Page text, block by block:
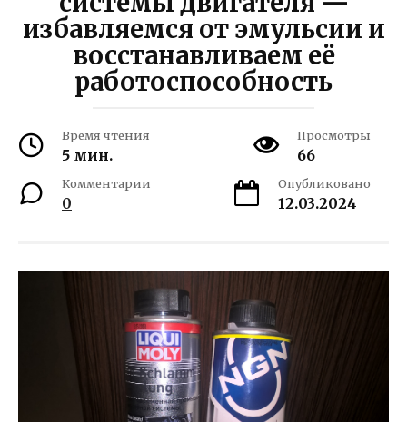
избавляемся от эмульсии и
восстанавливаем её
работоспособность
Время чтения
5 мин.
Просмотры
66
Комментарии
0
Опубликовано
12.03.2024